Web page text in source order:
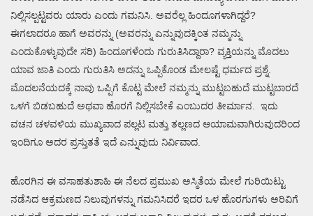
ನಿಲ್ಲಿಸಲ್ಪಟ್ಟವರು ಯಾರು ಎಂದು ಗಮನಿಸಿ. ಅವರೆಲ್ಲ ಹಿಂದೂಗಳಾಗಿದ್ದರೆ?
ಈಗಲಾದರೂ ಹಾಗೆ ಅವರನ್ನು (ಅವರನ್ನು ಎನ್ನುವುದಕ್ಕಿಂತ ನಮ್ಮನ್ನು
ಎಂದುಕೊಳ್ಳುವುದೇ ಸರಿ) ಹಿಂದೂಗಳೆಂದು ಗುರುತಿಸಿದ್ದಾರಾ? ವ್ಯಕ್ತಿಯನ್ನು ಮೊದಲು
ಯಾವ ಜಾತಿ ಎಂದು ಗುರುತಿಸಿ ಅದನ್ನು ಒಪ್ಪಿಕೊಂಡ ಮೇಲಷ್ಟೆ ಧರ್ಮದ ಪ್ರಶ್ನೆ.
ಮೊದಲನೆಯದಕ್ಕೆ ನಾವು ಒಪ್ಪಿಗೆ ಕೊಟ್ಟ ಮೇಲೆ ನಮ್ಮನ್ನು ಮುಟ್ಟಬಹುದೆ ಮುಟ್ಟಬಾರದೆ
ಒಳಗೆ ಬಿಡಬಹುದೆ ಅಥವಾ ಹೊರಗೆ ನಿಲ್ಲಿಸಬೇಕೆ ಎಂಬುದರ ತೀರ್ಮಾನ. ಇದು
ವಚನ ಚಳವಳಿಯ ಮುಖ್ಯವಾದ ಪಲ್ಲಟ ಮತ್ತು ತಲ್ಲಣದ ಆಯಾಮವಾಗಿರುವುದರಿಂದ
ಇಂದಿಗೂ ಅದರ ಪ್ರಸ್ತುತತೆ ಇದೆ ಎನ್ನುವುದು ನಿರ್ವಿವಾದ.
ಹೊರಗಿನ ಈ ವಸಾಹತುಶಾಹಿ ಈ ನೆಲದ ಪ್ರಮುಖ ಅಸ್ಮಿತೆಯ ಮೇಲೆ ಗುರಿಯಿಟ್ಟು
ನಡೆಸಿದ ಆಕ್ರಮಣದ ನಿಲುವುಗಳನ್ನು ಗಮನಿಸಿದರೆ ಇದರ ಒಳ ಹೊರಗುಗಳು ಅರಿವಿಗೆ